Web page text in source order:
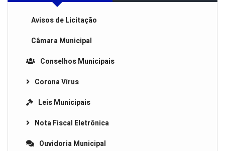
Avisos de Licitação
Câmara Municipal
Conselhos Municipais
Corona Vírus
Leis Municipais
Nota Fiscal Eletrônica
Ouvidoria Municipal